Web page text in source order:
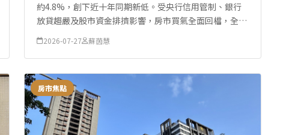
約4.8%，創下近十年同期新低。受央行信用管制、銀行
放貸趨嚴及股市資金排擠影響，房市買氣全面回檔，全年
移轉棟數恐面臨26萬棟保衛戰。在多數縣市交易量下滑的
環境下，南部表現相對抗跌，...
2026-07-27 蘇茵慧
房市焦點